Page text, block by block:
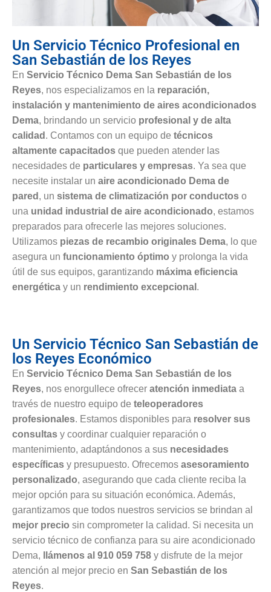
Un Servicio Técnico Profesional en
San Sebastián de los Reyes
En Servicio Técnico Dema San Sebastián de los
Reyes, nos especializamos en la reparación,
instalación y mantenimiento de aires acondicionados
Dema, brindando un servicio profesional y de alta
calidad . Contamos con un equipo de técnicos
altamente capacitados que pueden atender las
necesidades de particulares y empresas. Ya sea que
necesite instalar un aire acondicionado Dema de
pared , un sistema de climatización por conductos o
una unidad industrial de aire acondicionado, estamos
preparados para ofrecerle las mejores soluciones.
Utilizamos piezas de recambio originales Dema, lo que
asegura un funcionamiento óptimo y prolonga la vida
útil de sus equipos, garantizando máxima eficiencia
energética y un rendimiento excepcional .
Un Servicio Técnico San Sebastián de
los Reyes Económico
En Servicio Técnico Dema San Sebastián de los
Reyes, nos enorgullece ofrecer atención inmediata a
través de nuestro equipo de teleoperadores
profesionales. Estamos disponibles para resolver sus
consultas y coordinar cualquier reparación o
mantenimiento, adaptándonos a sus necesidades
específicas y presupuesto. Ofrecemos asesoramiento
personalizado, asegurando que cada cliente reciba la
mejor opción para su situación económica. Además,
garantizamos que todos nuestros servicios se brindan al
mejor precio sin comprometer la calidad. Si necesita un
servicio técnico de confianza para su aire acondicionado
Dema,
llámenos al 910 059 758 y disfrute de la mejor
atención al mejor precio en San Sebastián de los
Reyes.